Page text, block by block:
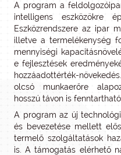
A program a
intelligens eszközökre
Eszközrendszere az ipar
illetve a termelékenység
mennyiségi
e fejlesztések
hozzáadottérték-
olcsó munkaerőre
hosszú távon is
A program az új
és bevezetése mellett
termelő szolgáltatások
is. A támogatás elérhető